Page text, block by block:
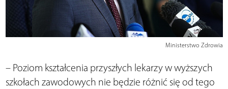
Ministerstwo Zdrowia
– Poziom kształcenia przyszłych lekarzy w wyższych
szkołach zawodowych nie będzie różnić się od tego